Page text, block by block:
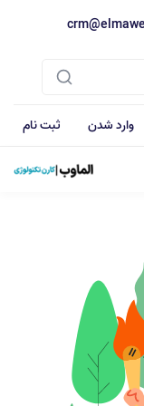
وارد شدن ثبت نام